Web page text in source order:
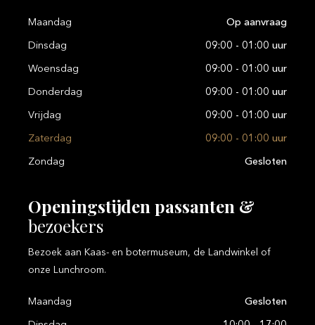
Maandag Op aanvraag
Dinsdag 09:00 - 01:00 uur
Woensdag 09:00 - 01:00 uur
Donderdag 09:00 - 01:00 uur
Vrijdag 09:00 - 01:00 uur
Zaterdag 09:00 - 01:00 uur
Zondag Gesloten
Openingstijden passanten &
bezoekers
Bezoek aan Kaas- en botermuseum, de Landwinkel of
onze Lunchroom.
Maandag Gesloten